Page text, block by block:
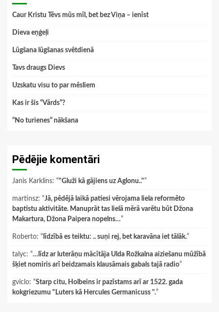
Caur Kristu Tēvs mūs mīl, bet bez Viņa – ienīst
Dieva eņģeļi
Lūgšana lūgšanas svētdienā
Tavs draugs Dievs
Uzskatu visu to par mēsliem
Kas ir šis “Vārds”?
“No turienes” nākšana
Pēdējie komentāri
Janis Karklins: “"Gluži kā gājiens uz Aglonu.."”
martinsz: “Jā, pēdējā laikā patiesi vērojama liela reformēto
baptistu aktivitāte. Manuprāt tas lielā mērā varētu būt Džona
Makartura, Džona Paipera nopelns…”
Roberto: “ līdzībā es teiktu: .. suņi rej, bet karavāna iet tālāk.”
talyc: “…līdz ar luterāņu mācītāja Ulda Rožkalna aiziešanu mūžībā
šķiet nomiris arī beidzamais klausāmais gabals tajā radio”
gviclo: “Starp citu, Holbeins ir pazīstams arī ar 1522. gada
kokgriezumu "Luters kā Hercules Germanicuss ".”